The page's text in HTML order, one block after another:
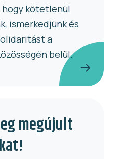
kötetlenül
ismerkedjünk és
a
belül.
megújult